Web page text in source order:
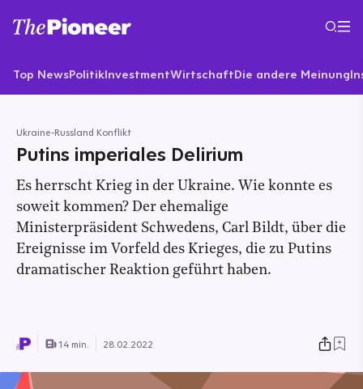
Top NewsPolitikInvestmentWirtschaftDie andere Meinung
Ukraine-Russland Konflikt
Putins imperiales Delirium
Es herrscht Krieg in der Ukraine. Wie konnte es
soweit kommen? Der ehemalige
Ministerpräsident Schwedens, Carl Bildt, über die
Ereignisse im Vorfeld des Krieges, die zu Putins
dramatischer Reaktion geführt haben.
14 min. 28.02.2022